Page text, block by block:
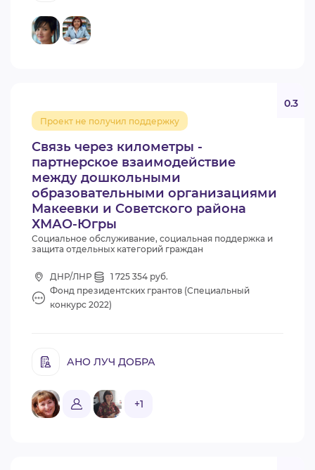
Связь через километры -
партнерское взаимодействие
между дошкольными
образовательными организациями
Макеевки и Советского района
ХМАО-Югры
Проект не получил поддержку
0.3
Социальное обслуживание, социальная поддержка и
защита отдельных категорий граждан
ДНР/ЛНР
1 725 354 руб.
Фонд президентских грантов (Специальный
конкурс 2022)
АНО ЛУЧ ДОБРА
+1